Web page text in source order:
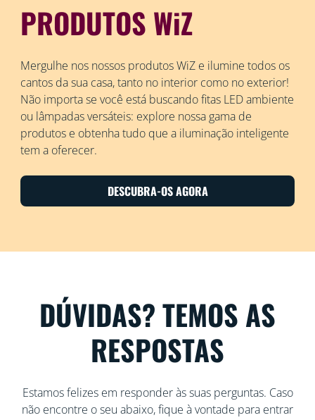
PRODUTOS WiZ
Mergulhe nos nossos produtos WiZ e ilumine todos os
cantos da sua casa, tanto no interior como no exterior!
Não importa se você está buscando fitas LED ambiente
ou lâmpadas versáteis: explore nossa gama de
produtos e obtenha tudo que a iluminação inteligente
tem a oferecer.
DESCUBRA-OS AGORA
DÚVIDAS? TEMOS AS
RESPOSTAS
Estamos felizes em responder às suas perguntas. Caso
não encontre o seu abaixo, fique à vontade para entrar